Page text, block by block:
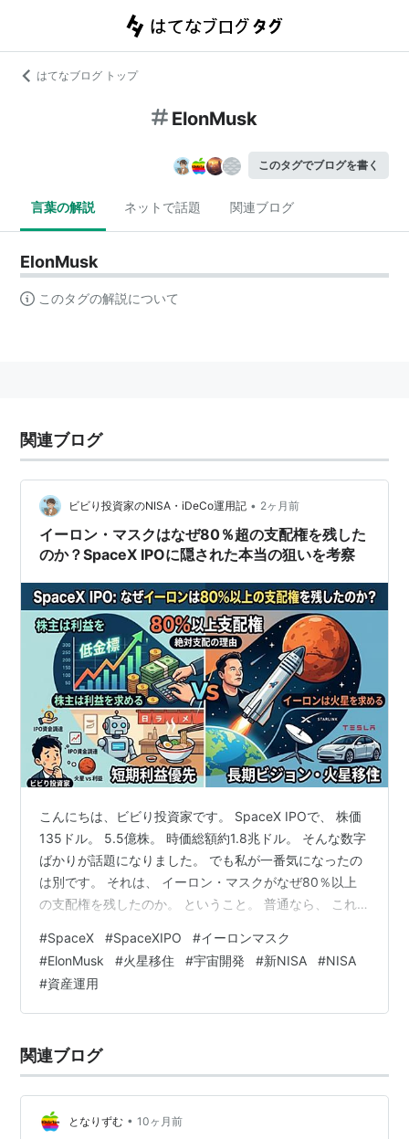
はてなブログ トップ
ElonMusk
このタグでブログを書く
言葉の解説 ネットで話題 関連ブログ
ElonMusk
このタグの解説について
関連ブログ
ビビり投資家のNISA・iDeCo運用記 • 2ヶ月前
イーロン・マスクはなぜ80％超の支配権を残した
のか？SpaceX IPOに隠された本当の狙いを考察
こんにちは、ビビり投資家です。 SpaceX IPOで、 株価
135ドル。 5.5億株。 時価総額約1.8兆ドル。 そんな数字
ばかりが話題になりました。 でも私が一番気になったの
は別です。 それは、 イーロン・マスクがなぜ80％以上
の支配権を残したのか。 ということ。 普通なら、 これ
産も増える。 現金も手に入る。 それなのに、 なぜ支配
権を手放さなかったのでしょうか。 今日はその理由を考
えてみます。 実は創業者は株を売りたくない まず大前提
があります。 IPOは、 創業者がお金持ちになるイベント
#SpaceX #SpaceXIPO #イーロンマスク
#ElonMusk #火星移住 #宇宙開発 #新NISA #NISA
#資産運用
関連ブログ
となりずむ • 10ヶ月前